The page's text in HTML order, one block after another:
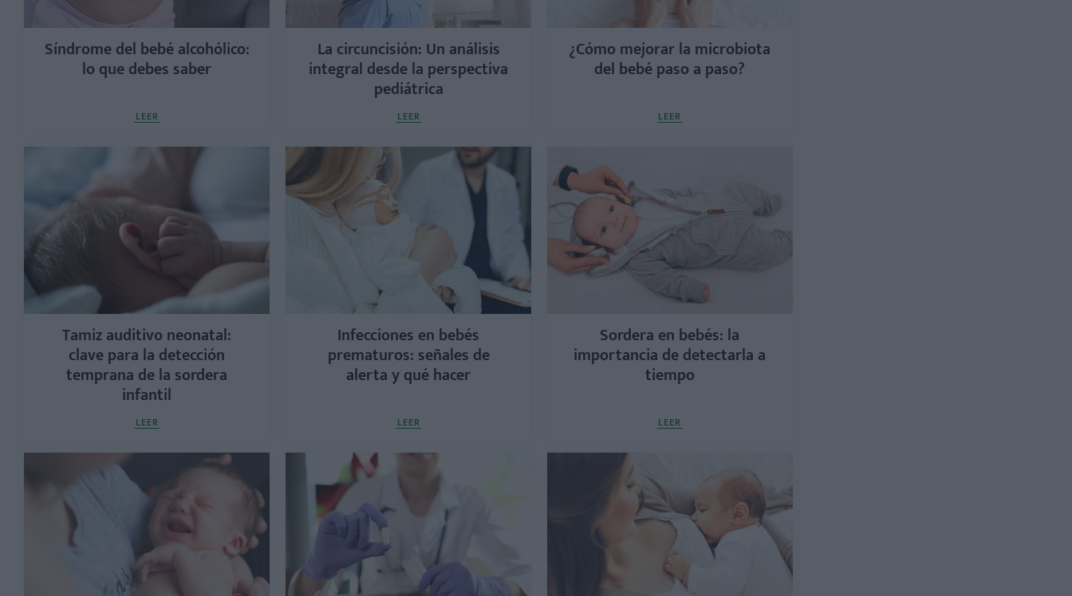
Síndrome del bebé alcohólico:
lo que debes saber
LEER
La circu​ncisión: Un análisis
integral desde la perspectiva
pediátrica
LEER
¿Cómo mejorar la microbiota
del bebé paso a paso?
LEER
Tamiz auditivo neonatal:
clave para la detección
temprana de la sordera
infantil
LEER
Infecciones en bebés
prematuros: señales de
alerta y qué hacer
LEER
Sordera en bebés: la
importancia de detectarla a
tiempo
LEER